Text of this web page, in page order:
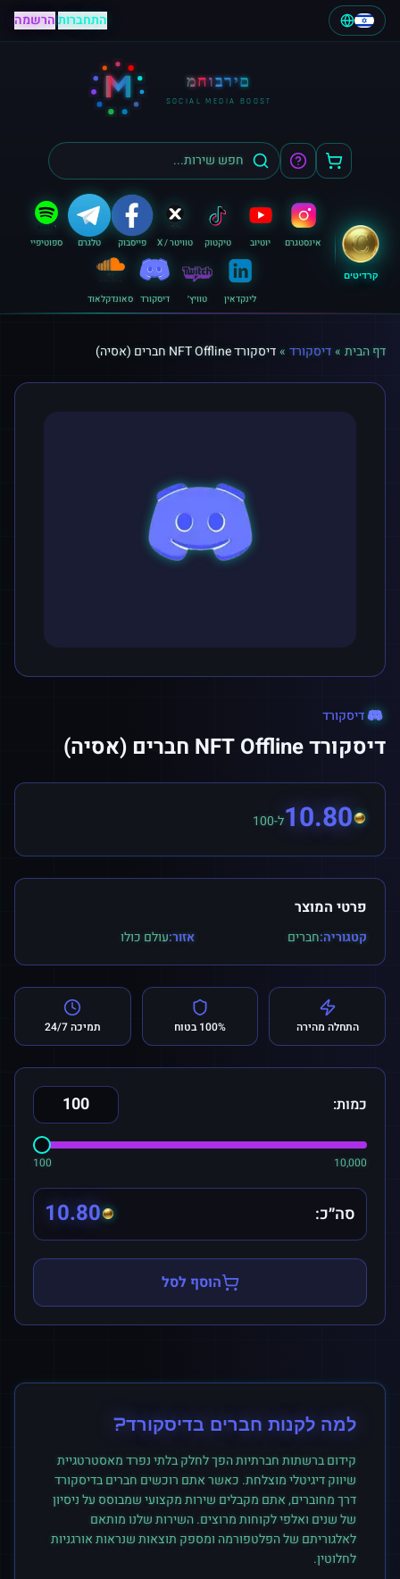
התחברות|הרשמה
M מחוברים
SOCIAL MEDIA BOOST
קרדיטים
אינסטגרם יוטיוב טיקטוק טוויטר / X פייסבוק טלגרם ספוטיפיי
לינקדאין טוויץ׳ דיסקורד סאונדקלאוד
דף הבית »דיסקורד »דיסקורד NFT Offline חברים (אסיה)
דיסקורד
דיסקורד NFT Offline חברים (אסיה)
10.80ל-100
פרטי המוצר
קטגוריה:חברים אזור:עולם כולו
התחלה מהירה 100% בטוח תמיכה 24/7
כמות:
100 10,000
סה״כ: 10.80
הוסף לסל
למה לקנות חברים בדיסקורד?
קידום ברשתות חברתיות הפך לחלק בלתי נפרד מאסטרטגיית
שיווק דיגיטלי מוצלחת. כאשר אתם רוכשים חבריםבדיסקורד
דרך מחוברים, אתם מקבלים שירות מקצועי שמבוסס על ניסיון
של שנים ואלפי לקוחות מרוצים. השירות שלנו מותאם
לאלגוריתם של הפלטפורמה ומספק תוצאות שנראות אורגניות
לחלוטין.